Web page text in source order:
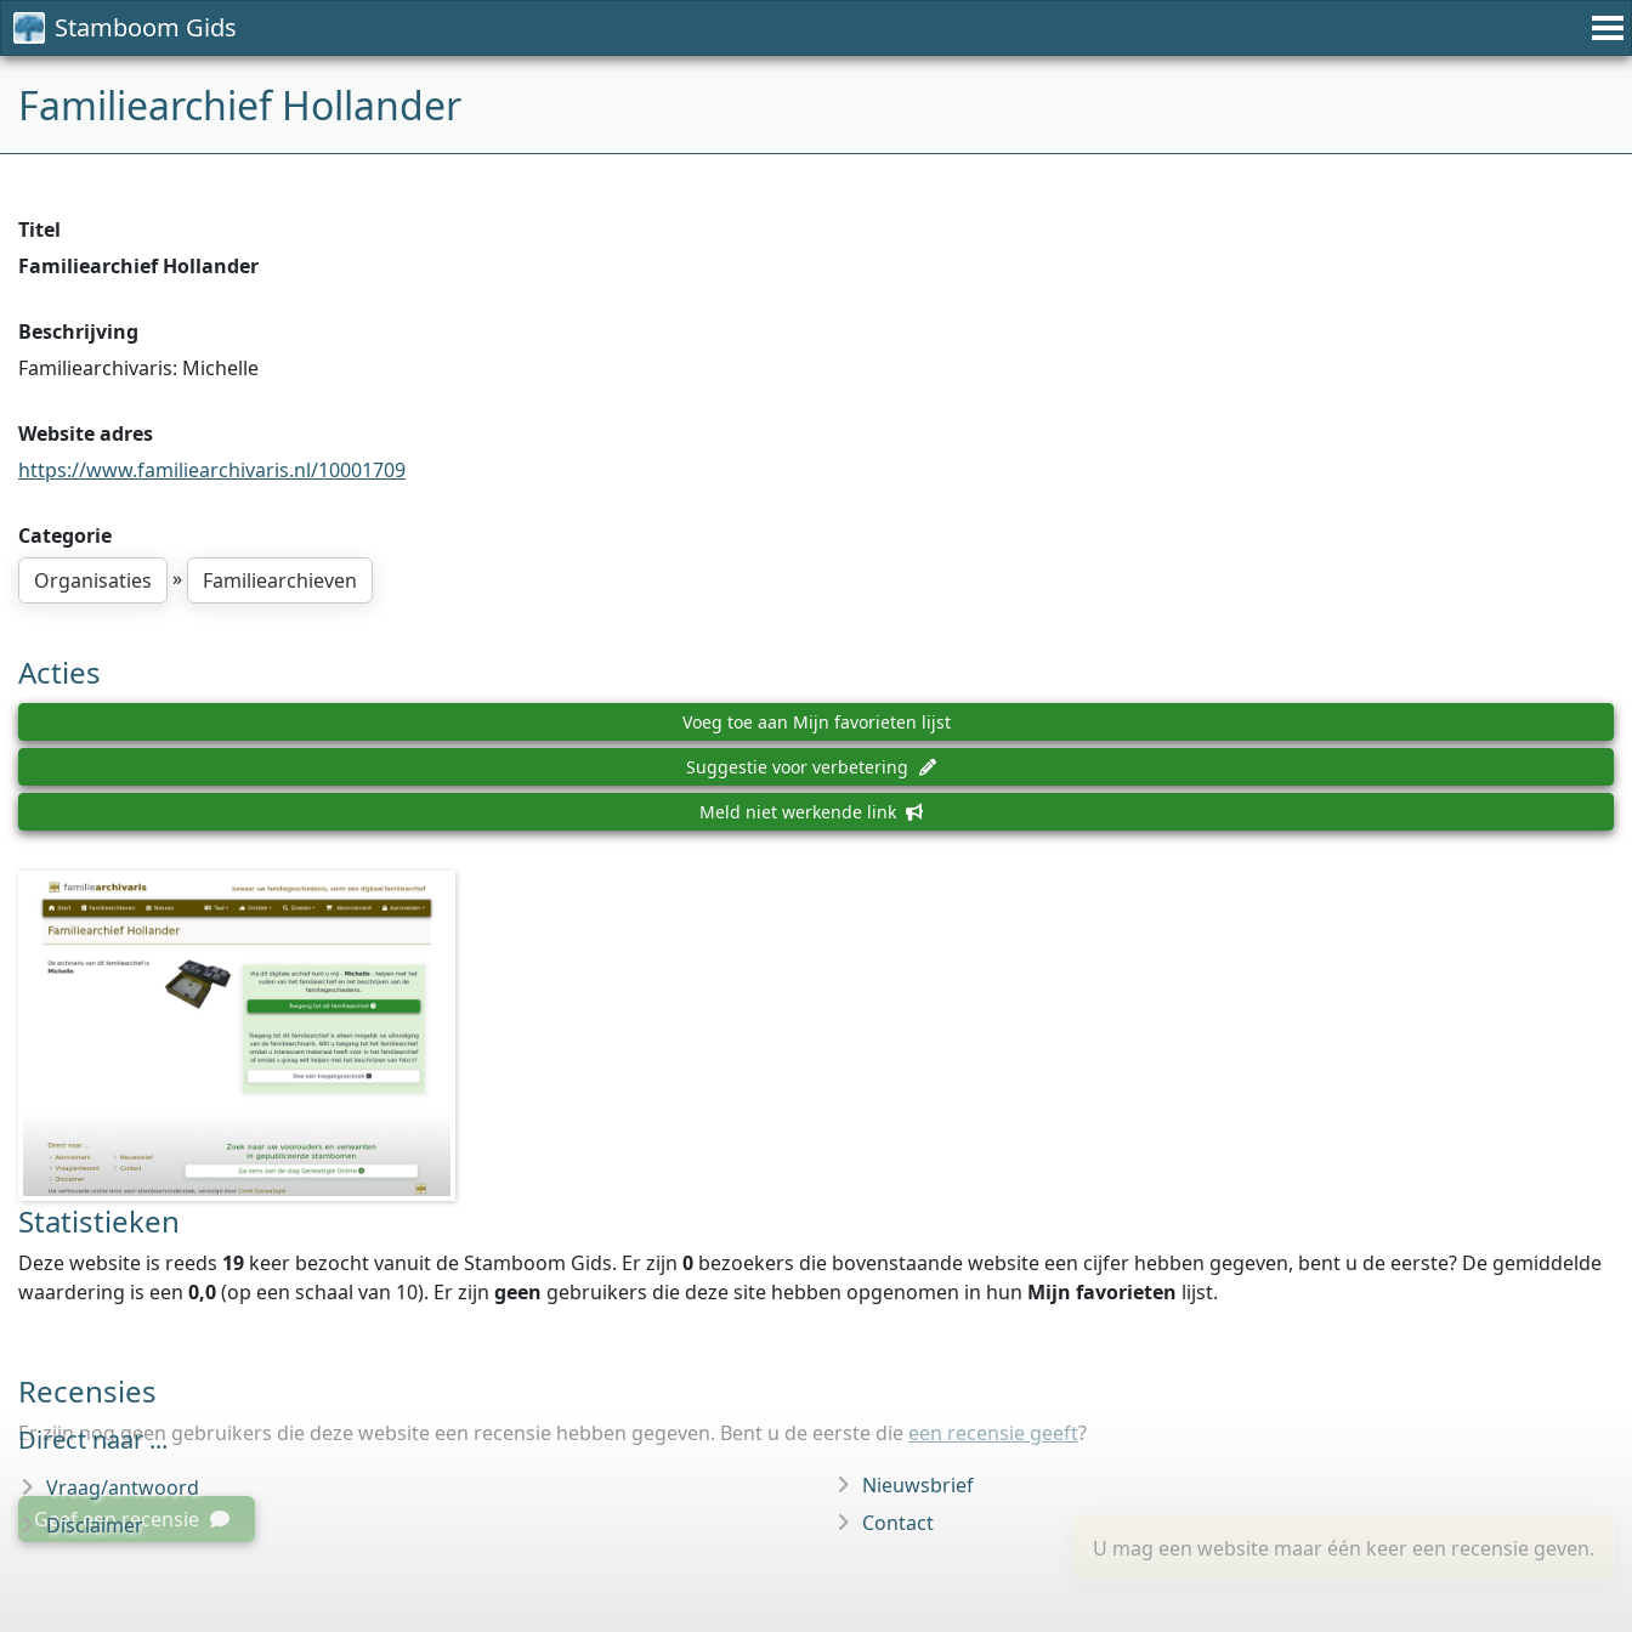
Stamboom Gids
Familiearchief Hollander
Titel
Familiearchief Hollander
Beschrijving
Familiearchivaris: Michelle
Website adres
https://www.familiearchivaris.nl/10001709
Categorie
Organisaties
» Familiearchieven
Acties
Voeg toe aan Mijn favorieten lijst
Suggestie voor verbetering
Meld niet werkende link
Statistieken
Deze website is reeds 19 keer bezocht vanuit de Stamboom Gids. Er zijn 0 bezoekers die bovenstaande website een cijfer hebben gegeven, bent u de eerste? De gemiddelde
waardering is een 0,0(op een schaal van 10). Er zijn geen gebruikers die deze site hebben opgenomen in hun Mijn favorieten lijst.
Recensies
Er zijn nog geen gebruikers die deze website een recensie hebben gegeven. Bent u de eerste die een recensie geeft?
U mag een website maar één keer een recensie geven.
Geef een recensie
Direct naar ...
Vraag/antwoord
Disclaimer
Nieuwsbrief
Contact